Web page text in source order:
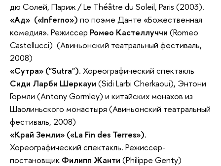
дю Солей, Париж / Le Théâtre du Soleil, Paris (2003).
«Ад» («Inferno») по поэме Данте «Божественная
комедия». Режиссер Ромео Кастеллуччи (Romeo
Castellucci) (Авиньонский театральный фестиваль,
2008)
«Сутра» ("Sutra"). Хореографический спектакль
Сиди Ларби Шеркауи (Sidi Larbi Cherkaoui), Энтони
Гормли (Antony Gormley) и китайских монахов из
Шаолиньского монастыря (Авиньонский театральный
фестиваль, 2008)
«Край Земли» («La Fin des Terres»).
Хореографический спектакль. Режиссер-
постановщик Филипп Жанти (Philippe Genty)